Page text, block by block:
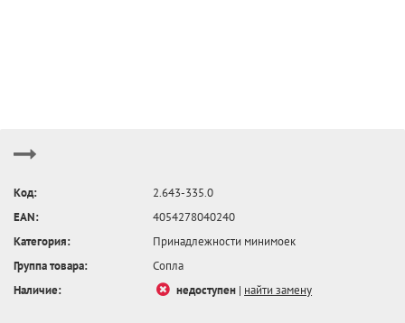
Код:
2.643-335.0
EAN:
4054278040240
Категория:
Принадлежности минимоек
Группа товара:
Сопла
Наличие:
недоступен | найти замену